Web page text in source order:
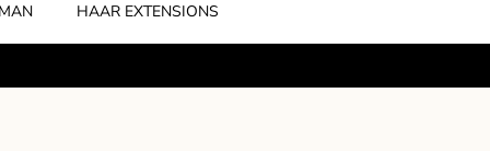
HAAR EXTENSIONS